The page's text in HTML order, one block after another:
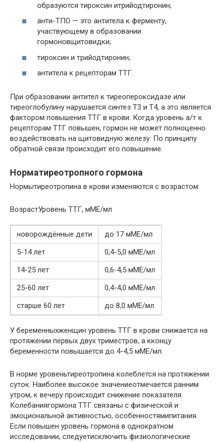
образуются тироксин итрийодтиронин;
анти-ТПО — это антитела к ферменту,
участвующему в образовании
гормоновщитовидки;
тироксин и трийодтиронин;
антитела к рецепторам ТТГ.
При образовании антител к тиреопероксидазе или
тиреоглобулину нарушается синтез Т3 и Т4, а это является
фактором повышения ТТГ в крови. Когда уровень а/т к
рецепторам ТТГ повышен, гормон не может полноценно
воздействовать на щитовидную железу. По принципу
обратной связи происходит его повышение.
Норматиреотропного гормона
Нормытиреотропина в крови изменяются с возрастом:
ВозрастУровень ТТГ, мМЕ/мл
новорождённые дети
до 17 мМЕ/мл
5-14 лет
0,4-5,0 мМЕ/мл
14-25 лет
0,6-4,5 мМЕ/мл
25-60 лет
0,4-4,0 мМЕ/мл
старше 60 лет
до 8,0 мМЕ/мл
У беременныхженщин уровень ТТГ в крови снижается на
протяжении первых двух триместров, а кконцу
беременности повышается до 4-4,5 мМЕ/мл.
В норме уровеньтиреотропина колеблется на протяжении
суток. Наиболее высокое значениеотмечается ранним
утром, к вечеру происходит снижение показателя.
Колебаниягормона ТТГ связаны с физической и
эмоциональной активностью, особенностямипитания.
Если повышен уровень гормона в однократном
исследовании, следуетисключить физиологические